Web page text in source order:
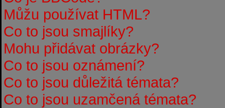
Můžu používat HTML?
Co to jsou smajlíky?
Mohu přidávat obrázky?
Co to jsou oznámení?
Co to jsou důležitá témata?
Co to jsou uzamčená témata?